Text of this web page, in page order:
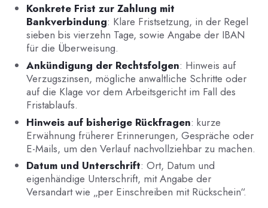
Konkrete Frist zur Zahlung mit
Bankverbindung: Klare Fristsetzung, in der Regel
sieben bis vierzehn Tage, sowie Angabe der IBAN
für die Überweisung.
Ankündigung der Rechtsfolgen: Hinweis auf
Verzugszinsen, mögliche anwaltliche Schritte oder
auf die Klage vor dem Arbeitsgericht im Fall des
Fristablaufs.
Hinweis auf bisherige Rückfragen: kurze
Erwähnung früherer Erinnerungen, Gespräche oder
E-Mails, um den Verlauf nachvollziehbar zu machen.
Datum und Unterschrift: Ort, Datum und
eigenhändige Unterschrift, mit Angabe der
Versandart wie „per Einschreiben mit Rückschein“.